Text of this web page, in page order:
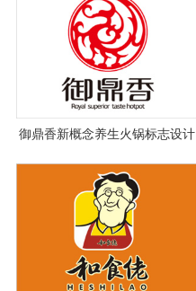
御鼎香新概念养生火锅标志设计